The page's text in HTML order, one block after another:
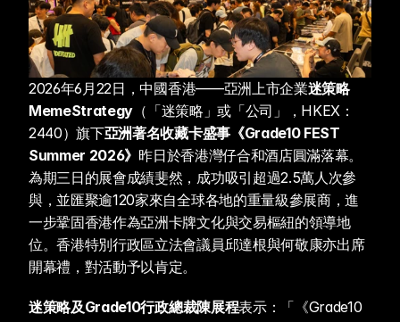
2026年6月22日，中國香港——亞洲上市企業迷策略
MemeStrategy （「迷策略」或「公司」，HKEX：
2440）旗下亞洲著名收藏卡盛事《Grade10 FEST
Summer 2026》 昨日於香港灣仔合和酒店圓滿落幕。
為期三日的展會成績斐然，成功吸引超過2.5萬人次參
與，並匯聚逾120家來自全球各地的重量級參展商，進
一步鞏固香港作為亞洲卡牌文化與交易樞紐的領導地
位。香港特別行政區立法會議員邱達根與何敬康亦出席
開幕禮，對活動予以肯定。
迷策略及Grade10行政總裁陳展程表示：「《Grade10